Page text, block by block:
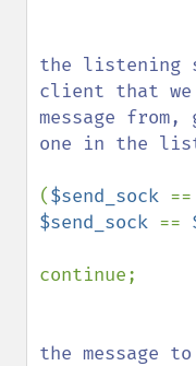
the listening
client that
message
one in the
($send_sock ==
$send_sock ==
continue;
the message